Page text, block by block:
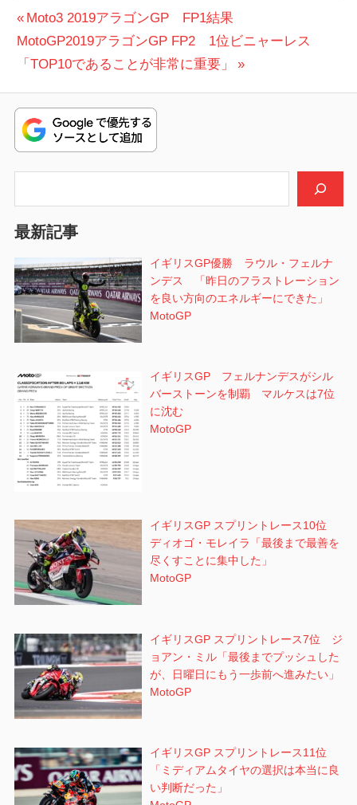
投
稿
ビ
ゲ
ー
シ
ョ
ン
前
の
投
Moto3 2019アラゴンGP FP1結果
次
の
稿:
MotoGP2019アラゴンGP FP2 1位ビニャーレス
「TOP10であることが非常に重要」
最新記事
イギリスGP優勝 ラウル・フェルナ
ンデス 「昨日のフラストレーション
を良い方向のエネルギーにできた」
MotoGP
イギリスGP フェルナンデスがシル
バーストーンを制覇 マルケスは7位
に沈む
MotoGP
イギリスGP スプリントレース10位
ディオゴ・モレイラ「最後まで最善を
尽くすことに集中した」
MotoGP
イギリスGP スプリントレース7位 ジ
ョアン・ミル「最後までプッシュした
が、日曜日にもう一歩前へ進みたい」
MotoGP
イギリスGP スプリントレース11位
「ミディアムタイヤの選択は本当に良
い判断だった」